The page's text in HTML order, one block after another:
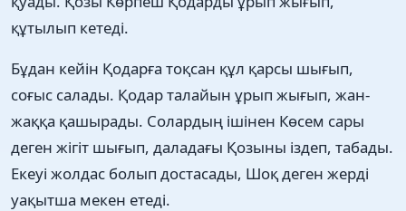
құтылып кетеді.
Бұдан кейін Қодарға тоқсан құл қарсы шығып,
соғыс салады. Қодар талайын ұрып жығып, жан-
жаққа қашырады. Солардың ішінен Көсем сары
деген жігіт шығып, даладағы Қозыны іздеп, табады.
Екеуі жолдас болып достасады, Шоқ деген жерді
уақытша мекен етеді.